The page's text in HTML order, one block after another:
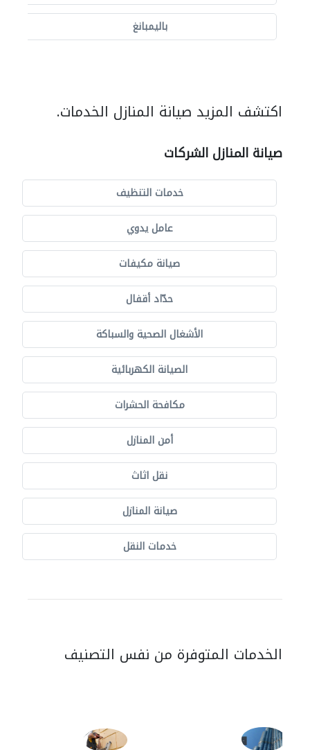
باليمبانغ
اكتشف المزيد صيانة المنازل الخدمات.
صيانة المنازل الشركات
خدمات التنظيف
عامل يدوي
صيانة مكيفات
حدّاد أقفال
الأشغال الصحية والسباكة
الصيانة الكهربائية
مكافحة الحشرات
أمن المنازل
نقل اثاث
صيانة المنازل
خدمات النقل
الخدمات المتوفرة من نفس التصنيف